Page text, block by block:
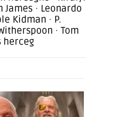
James · Leonardo
Kidman · P.
· Tom
herceg